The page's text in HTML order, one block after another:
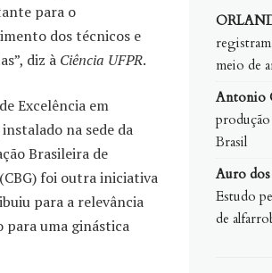
para o
dos técnicos e
diz à Ciência UFPR.
Excelência em
na sede da
Brasileira de
foi outra iniciativa
para a relevância
para uma ginástica
meio de
Antonio
produção
Brasil
Auro dos
Estudo
de